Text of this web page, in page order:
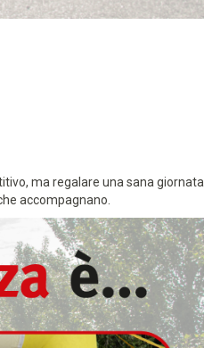
ma regalare una sana giornata
accompagnano.